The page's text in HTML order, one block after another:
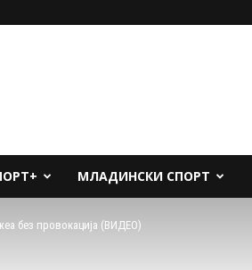
МЛАДИНСКИ СПОРТ
без провокација (ВИДЕО)